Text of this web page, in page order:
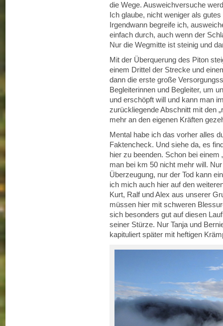
die Wege. Ausweichversuche
Ich glaube, nicht weniger als
Irgendwann begreife ich,
einfach durch, auch wenn der
Nur die Wegmitte ist steinig und
Mit der Überquerung des Piton
einem Drittel der Strecke und
dann die erste große
Begleiterinnen und Begleiter, um
und erschöpft will und kann man
zurückliegende Abschnitt mit den
mehr an den eigenen Kräften
Mental habe ich das vorher alles
Faktencheck. Und siehe da, es
hier zu beenden. Schon bei
man bei km 50 nicht mehr will.
Überzeugung, nur der Tod kann
ich mich auch hier auf den
Kurt, Ralf und Alex aus unserer
müssen hier mit schweren
sich besonders gut auf diesen
seiner Stürze. Nur Tanja und
kapituliert später mit heftigen